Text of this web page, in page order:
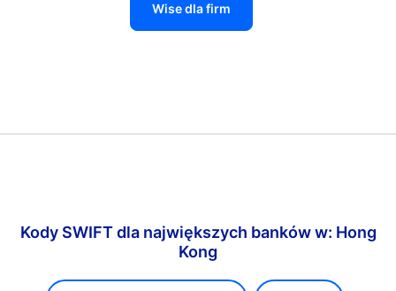
Wise dla firm
Kody SWIFT dla największych banków w: Hong
Kong